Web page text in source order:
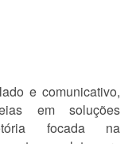
e comunicativo,
em soluções
focada na